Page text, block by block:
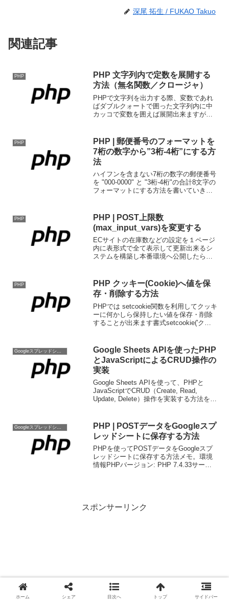
深尾 拓生 / FUKAO Takuo
関連記事
PHP
PHP 文字列内で定数を展開する
方法（無名関数／クロージャ）
PHPで文字列を出力する際、変数であれ
ばダブルクォートで囲った文字列内に中
カッコで変数を囲えば展開出来ますが、
す無名関数(クロージャ)を用意する以下の
ようにパラメータの...
PHP
PHP | 郵便番号のフォーマットを
7桁の数字から”3桁-4桁”にする方
法
ハイフンを含まない7桁の数字の郵便番号
を "000-0000" と "3桁-4桁"の合計8文字の
フォーマットにする方法を書いていきま
"189850...
PHP
PHP | POST上限数
(max_input_vars)を変更する
ECサイトの在庫数などの設定を１ページ
内に表形式で全て表示して更新出来るシ
ステムを構築し本番環境へ公開したら何
を超える値を送信していため途中からデ
ータ...
PHP
PHP クッキー(Cookie)へ値を保
存・削除する方法
PHPでは setcookie関数を利用してクッキ
ーに何かしら保持したい値を保存・削除
することが出来ます書式setcookie('クッ
Google Sheets APIを使ったPHP
とJavaScriptによるCRUD操作の
実装
Google Sheets APIを使って、PHPと
JavaScriptでCRUD（Create, Read,
Update, Delete）操作を実装する方法を紹
PHP | POSTデータをGoogleスプ
レッドシートに保存する方法
PHPを使ってPOSTデータをGoogleスプ
レッドシートに保存する方法メモ。環境
情報PHPバージョン: PHP 7.4.33サーバ
スポンサーリンク
ホーム シェア 目次へ トップ サイドバー